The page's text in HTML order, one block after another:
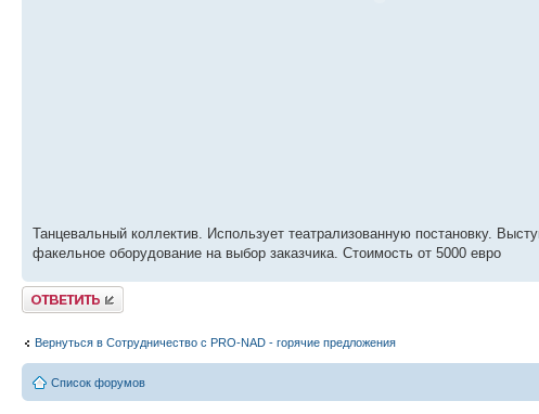
Танцевальный коллектив. Использует театрализованную постановку.
факельное оборудование на выбор заказчика. Стоимость от 5000 евро
Ответить
Вернуться в Сотрудничество c PRO-NAD - горячие предложения
Список форумов